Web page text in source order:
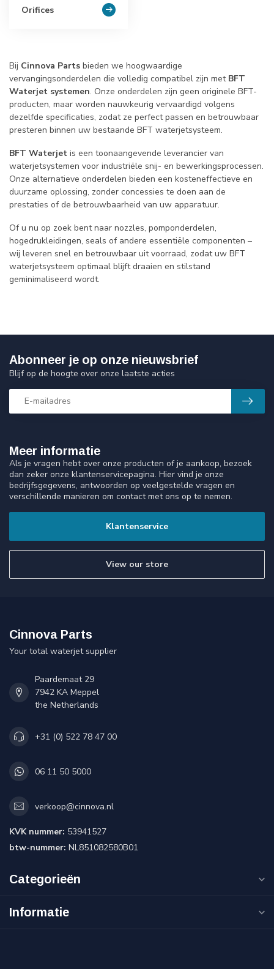
Orifices
Bij Cinnova Parts bieden we hoogwaardige
vervangingsonderdelen die volledig compatibel zijn met BFT
Waterjet systemen. Onze onderdelen zijn geen originele BFT-
producten, maar worden nauwkeurig vervaardigd volgens
dezelfde specificaties, zodat ze perfect passen en betrouwbaar
presteren binnen uw bestaande BFT waterjetsysteem.
BFT Waterjet is een toonaangevende leverancier van
waterjetsystemen voor industriële snij- en bewerkingsprocessen.
Onze alternatieve onderdelen bieden een kosteneffectieve en
duurzame oplossing, zonder concessies te doen aan de
prestaties of de betrouwbaarheid van uw apparatuur.
Of u nu op zoek bent naar nozzles, pomponderdelen,
hogedrukleidingen, seals of andere essentiële componenten –
wij leveren snel en betrouwbaar uit voorraad, zodat uw BFT
waterjetsysteem optimaal blijft draaien en stilstand
geminimaliseerd wordt.
Meer informatie
Als je vragen hebt over onze producten of je aankoop, bezoek
dan zeker onze klantenservicepagina. Hier vind je onze
bedrijfsgegevens, antwoorden op veelgestelde vragen en
verschillende manieren om contact met ons op te nemen.
Klantenservice
View our store
Abonneer je op onze nieuwsbrief
Blijf op de hoogte over onze laatste acties
Cinnova Parts
Your total waterjet supplier
Paardemaat 29
7942 KA Meppel
the Netherlands
+31 (0) 522 78 47 00
06 11 50 5000
verkoop@cinnova.nl
KVK nummer: 53941527
btw-nummer: NL851082580B01
Categorieën
Informatie